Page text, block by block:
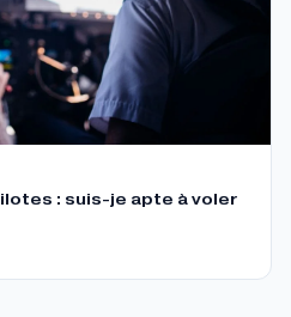
: suis-je apte à voler